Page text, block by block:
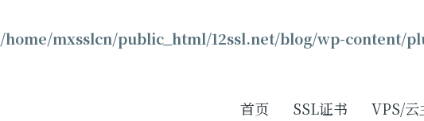
/home/mxsslcn/public_html/12ssl.net/blog/wp-content/
首页 SSL证书 VPS/云